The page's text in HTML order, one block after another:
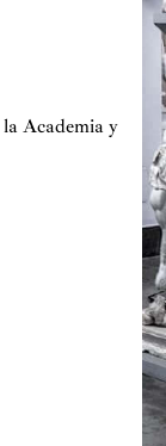
Academia y